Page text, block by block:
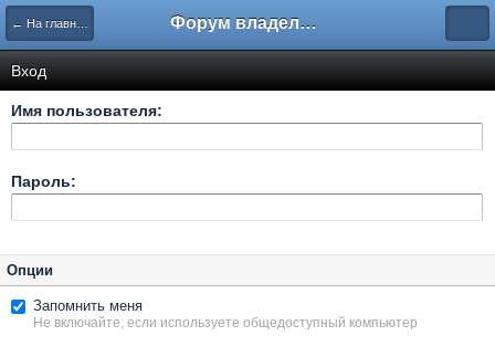
← На главную Форум владельцев интернет-магазинов
Вход
Имя пользователя:
Пароль:
Опции
Запомнить меня
Не включайте, если используете общедоступный компьютер